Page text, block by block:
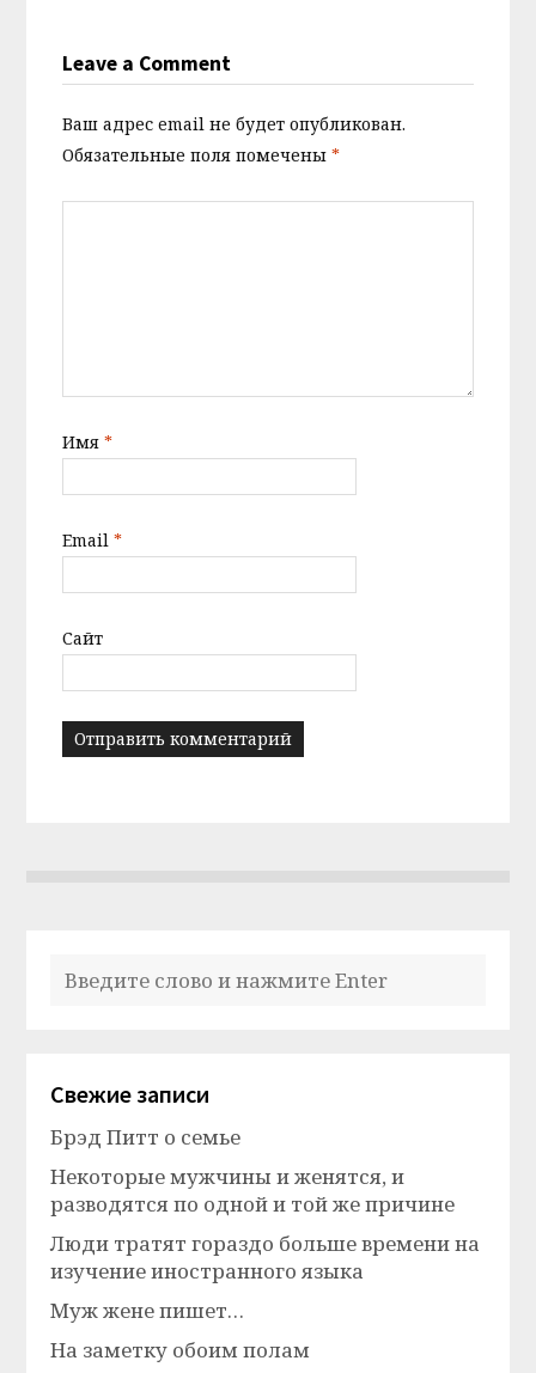
Leave a Comment
Ваш адрес email не будет опубликован.
Обязательные поля помечены*
Имя*
Email*
Сайт
Свежие записи
Брэд Питт о семье
Некоторые мужчины и женятся, и
разводятся по одной и той же причине
Люди тратят гораздо больше времени на
изучение иностранного языка
Муж жене пишет…
На заметку обоим полам